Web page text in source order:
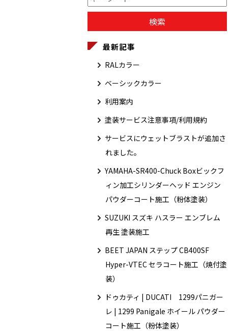
最新記事
RALカラー
ベーシックカラー
利用案内
塗装サービス注意事項/利用規約
サービスにウェットブラストが追加さ
れました。
YAMAHA-SR400-Chuck Boxビックフ
ィン加工シリンダーヘッド エンジン
パウダーコート施工（粉体塗装）
SUZUKI スズキ ハスラー エンブレム
再生 塗装施工
BEET JAPAN ステップ CB400SF
Hyper-VTEC セラコート施工（焼付塗
装）
ドゥカティ | DUCATI 1299パニガー
レ | 1299 Panigale ホイール パウダー
コート施工（粉体塗装）